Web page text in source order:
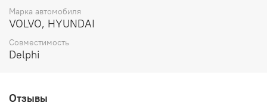
Производитель: DELPHI.
Марка автомобиля
VOLVO, HYUNDAI
Совместимость
Dеlphi
Отзывы